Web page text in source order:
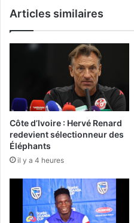
Articles similaires
Côte d’Ivoire : Hervé Renard
redevient sélectionneur des
Éléphants
il y a 4 heures